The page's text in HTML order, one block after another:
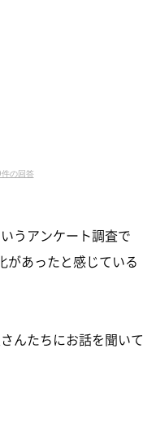
の回答
うアンケート調査で
があったと感じている
んたちにお話を聞いて